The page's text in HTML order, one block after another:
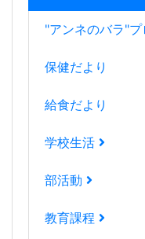
"アンネのバラ"プ
保健だより
給食だより
学校生活
部活動
教育課程